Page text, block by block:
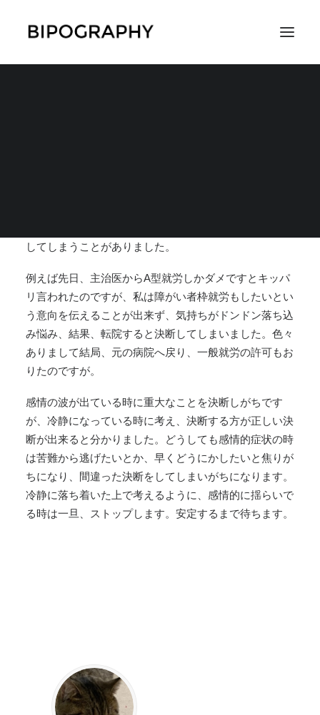
してしまうことがありました。
例えば先日、主治医からA型就労しかダメですとキッパ
リ言われたのですが、私は障がい者枠就労もしたいとい
う意向を伝えることが出来ず、気持ちがドンドン落ち込
み悩み、結果、転院すると決断してしまいました。色々
ありまして結局、元の病院へ戻り、一般就労の許可もお
りたのですが。
感情の波が出ている時に重大なことを決断しがちです
が、冷静になっている時に考え、決断する方が正しい決
断が出来ると分かりました。どうしても感情的症状の時
は苦難から逃げたいとか、早くどうにかしたいと焦りが
ちになり、間違った決断をしてしまいがちになります。
冷静に落ち着いた上で考えるように、感情的に揺らいで
る時は一旦、ストップします。安定するまで待ちます。